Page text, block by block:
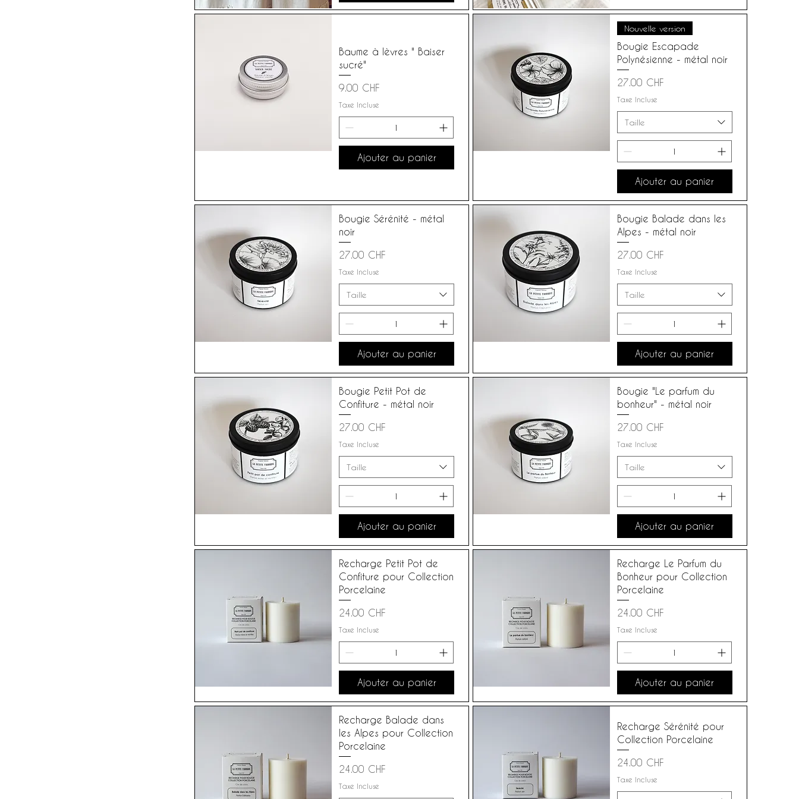
Baume à lèvres " Baiser
sucré"
Prix
9.00 CHF
Taxe Incluse
Ajouter au panier
Nouvelle version
Bougie Escapade
Polynésienne - métal noir
Prix
27.00 CHF
Taxe Incluse
Taille
Ajouter au panier
Bougie Sérénité - métal
noir
Prix
27.00 CHF
Taxe Incluse
Taille
Ajouter au panier
Bougie Balade dans les
Alpes - métal noir
Prix
27.00 CHF
Taxe Incluse
Taille
Ajouter au panier
Bougie Petit Pot de
Confiture - métal noir
Prix
27.00 CHF
Taxe Incluse
Taille
Ajouter au panier
Bougie "Le parfum du
bonheur" - métal noir
Prix
27.00 CHF
Taxe Incluse
Taille
Ajouter au panier
Recharge Petit Pot de
Confiture pour Collection
Porcelaine
Prix
24.00 CHF
Taxe Incluse
Ajouter au panier
Recharge Le Parfum du
Bonheur pour Collection
Porcelaine
Prix
24.00 CHF
Taxe Incluse
Ajouter au panier
Recharge Balade dans
les Alpes pour Collection
Porcelaine
Prix
24.00 CHF
Taxe Incluse
Recharge Sérénité pour
Collection Porcelaine
Prix
24.00 CHF
Taxe Incluse